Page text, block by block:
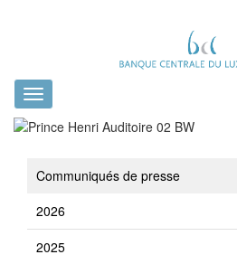
Toggle
navigation
Communiqués de presse
2026
2025